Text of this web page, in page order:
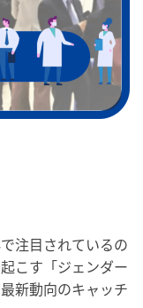
注目されているの
こす「ジェンダー
新動向のキャッチ